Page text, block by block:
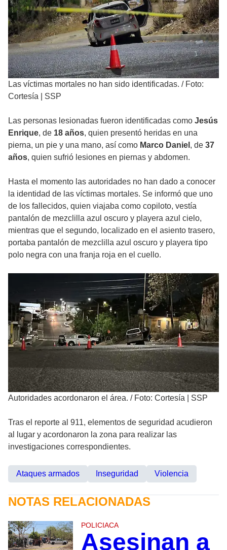
Las víctimas mortales no han sido identificadas. / Foto:
Cortesía | SSP
Las personas lesionadas fueron identificadas como Jesús
Enrique, de 18 años, quien presentó heridas en una
pierna, un pie y una mano, así como Marco Daniel , de 37
años, quien sufrió lesiones en piernas y abdomen.
Hasta el momento las autoridades no han dado a conocer
la identidad de las víctimas mortales. Se informó que uno
de los fallecidos, quien viajaba como copiloto, vestía
pantalón de mezclilla azul oscuro y playera azul cielo,
mientras que el segundo, localizado en el asiento trasero,
portaba pantalón de mezclilla azul oscuro y playera tipo
polo negra con una franja roja en el cuello.
Autoridades acordonaron el área. / Foto: Cortesía | SSP
Tras el reporte al 911, elementos de seguridad acudieron
al lugar y acordonaron la zona para realizar las
investigaciones correspondientes.
Ataques armados Inseguridad Violencia
NOTAS RELACIONADAS
POLICIACA
Asesinan a